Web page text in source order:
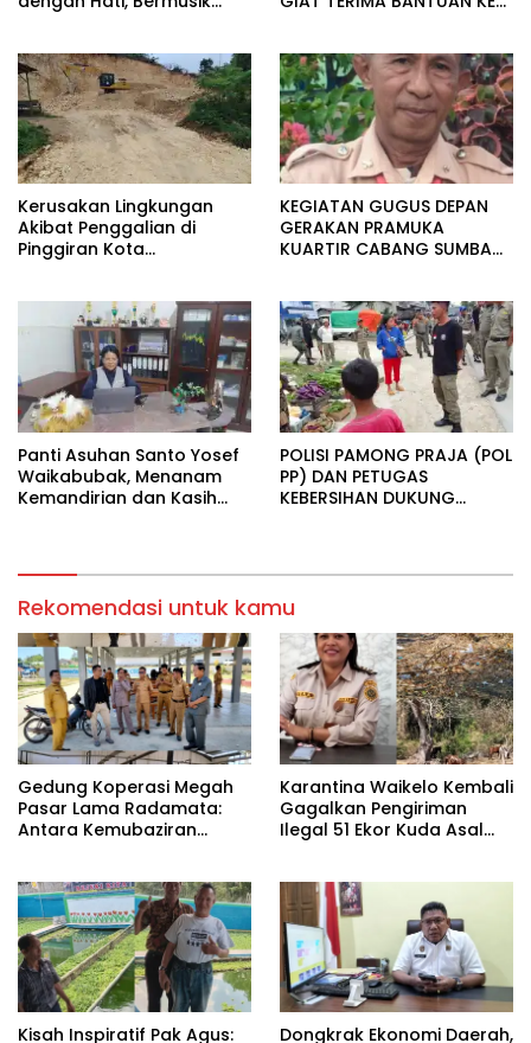
Kerusakan Lingkungan
Akibat Penggalian di
Pinggiran Kota
Sosial Meluas
KEGIATAN GUGUS DEPAN
GERAKAN PRAMUKA
KUARTIR CABANG SUMBA
Panti Asuhan Santo Yosef
Waikabubak, Menanam
Kemandirian dan Kasih
POLISI PAMONG PRAJA (POL
PP) DAN PETUGAS
KEBERSIHAN DUKUNG
Rekomendasi untuk kamu
Gedung Koperasi Megah
Pasar Lama Radamata:
Antara Kemubaziran
Karantina Waikelo Kembali
Gagalkan Pengiriman
Ilegal 51 Ekor Kuda Asal
Kisah Inspiratif Pak Agus: Dongkrak Ekonomi Daerah,